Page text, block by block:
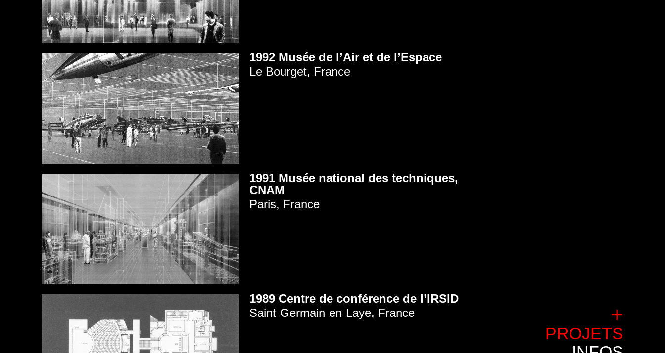
+
PROJETS
1992 Musée de l’Air et de l’Espace
Le Bourget, France
1991 Musée national des techniques,
CNAM
Paris, France
1989 Centre de conférence de l’IRSID
Saint-Germain-en-Laye, France